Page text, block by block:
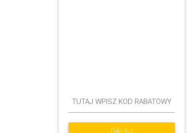
DALEJ